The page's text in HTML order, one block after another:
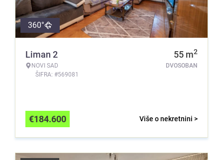
360°
Liman 2
NOVI SAD
ŠIFRA: #569081
55 m2
DVOSOBAN
Više o nekretnini >
€184.600